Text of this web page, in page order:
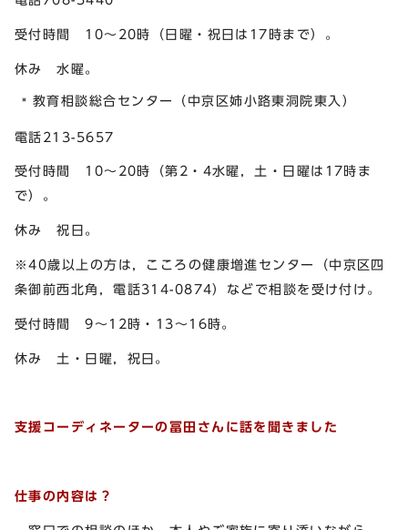
受付時間 10～20時（日曜・祝日は17時まで）。
休み 水曜。
教育相談総合センター（中京区姉小路東洞院東入）
電話213-5657
受付時間 10～20時（第2・4水曜，土・日曜は17時ま
で）。
休み 祝日。
※40歳以上の方は，こころの健康増進センター（中京区四
条御前西北角，電話314-0874）などで相談を受け付け。
受付時間 9～12時・13～16時。
休み 土・日曜，祝日。
支援コーディネーターの冨田さんに話を聞きました
仕事の内容は？